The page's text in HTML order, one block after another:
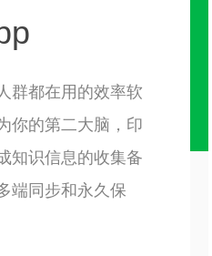
群都在用的效率软
你的第二大脑，印
知识信息的收集备
端同步和永久保